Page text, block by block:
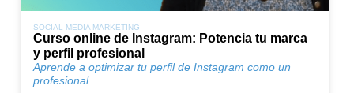
SOCIAL MEDIA MARKETING
Curso online de Instagram: Potencia tu marca
y perfil profesional
Aprende a optimizar tu perfil de Instagram como un
profesional